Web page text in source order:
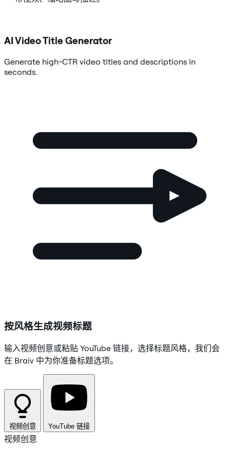
AI Video Title Generator
Generate high-CTR video titles and descriptions in
seconds.
按风格生成视频标题
输入视频创意或粘贴 YouTube 链接，选择标题风格，我们会
在 Braiv 中为你准备标题选项。
视频创意 YouTube 链接
视频创意